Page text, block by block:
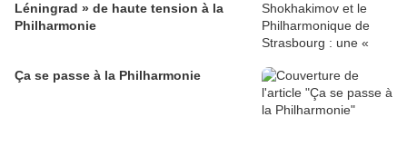
Léningrad » de haute tension à la
Philharmonie
Ça se passe à la Philharmonie